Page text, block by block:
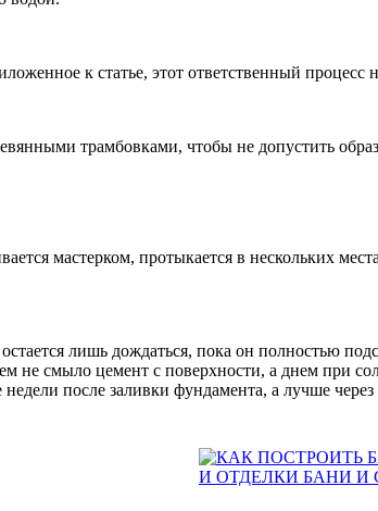
к статье, этот ответственный процесс
трамбовками, чтобы не допустить
мастерком, протыкается в нескольких
лишь дождаться, пока он полностью
смыло цемент с поверхности, а днем при
после заливки фундамента, а лучше через